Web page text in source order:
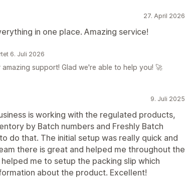
27. April 2026
in one place. Amazing service!
6. Juli 2026
support! Glad we're able to help you! 🚀
9. Juli 2025
is working with the regulated products,
by Batch numbers and Freshly Batch
do that. The initial setup was really quick and
there is great and helped me throughout the
me to setup the packing slip which
about the product. Excellent!